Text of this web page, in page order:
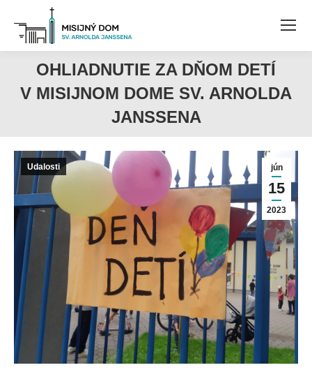
OHLIADNUTIE ZA DŇOM DETÍ
V MISIJNOM DOME SV. ARNOLDA
JANSSENA
jún
15
2023
Udalosti